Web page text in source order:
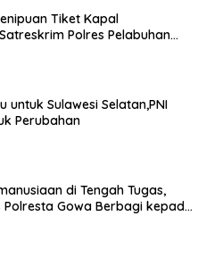
Tiket Kapal
Polres Pelabuhan
untuk Sulawesi Selatan,PNI
Perubahan
di Tengah Tugas,
Polresta Gowa Berbagi kepada